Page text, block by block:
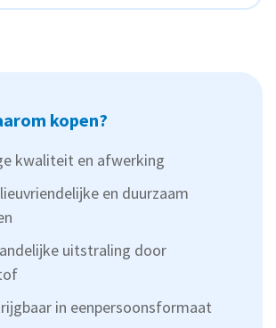
kopen?
kwaliteit en afwerking
en duurzaam
uitstraling door
in eenpersoonsformaat